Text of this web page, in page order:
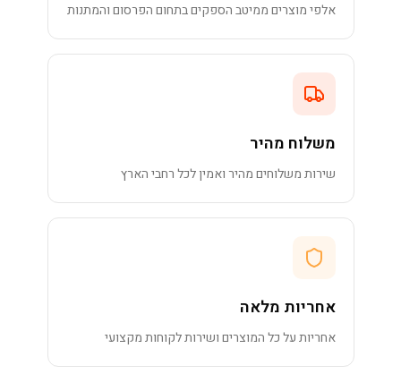
אלפי מוצרים ממיטב הספקים בתחום הפרסום והמתנות
משלוח מהיר
שירות משלוחים מהיר ואמין לכל רחבי הארץ
אחריות מלאה
אחריות על כל המוצרים ושירות לקוחות מקצועי